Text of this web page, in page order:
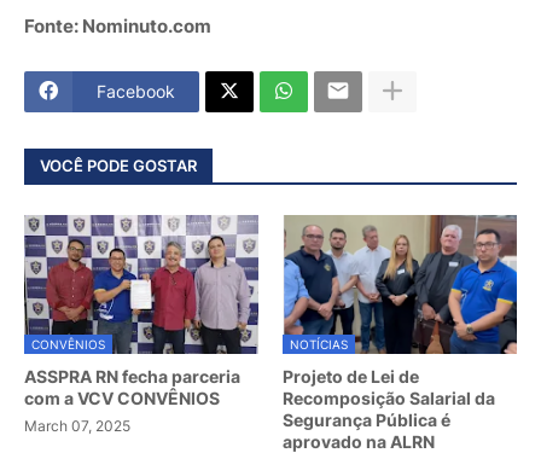
Fonte: Nominuto.com
Facebook
VOCÊ PODE GOSTAR
CONVÊNIOS
ASSPRA RN fecha parceria
com a VCV CONVÊNIOS
March 07, 2025
NOTÍCIAS
Projeto de Lei de
Recomposição Salarial da
Segurança Pública é
aprovado na ALRN